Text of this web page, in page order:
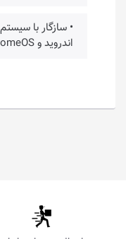
اندروید و ChromeOS